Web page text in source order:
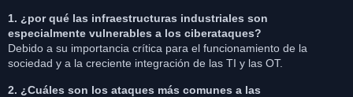
1. ¿por qué las infraestructuras industriales son
especialmente vulnerables a los ciberataques?
Debido a su importancia crítica para el funcionamiento de la
sociedad y a la creciente integración de las TI y las OT.
2. ¿Cuáles son los ataques más comunes a las